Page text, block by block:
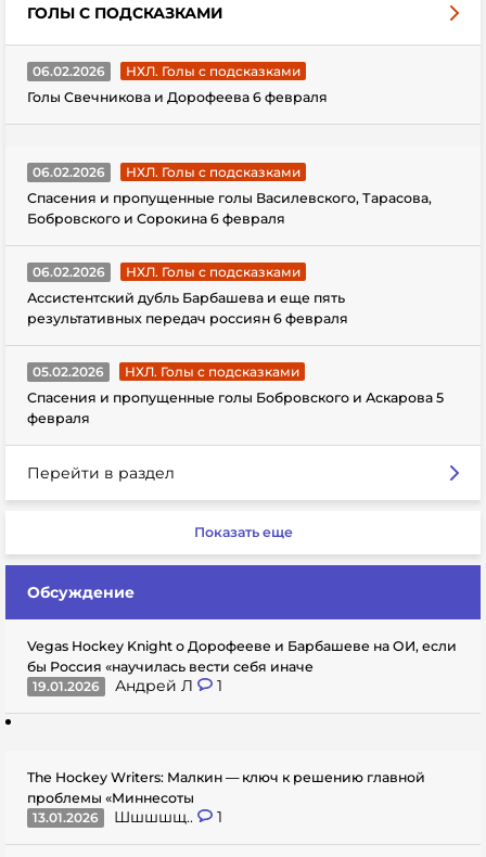
ГОЛЫ С ПОДСКАЗКАМИ
06.02.2026
НХЛ. Голы с подсказками
Голы Свечникова и Дорофеева 6 февраля
06.02.2026
НХЛ. Голы с подсказками
Спасения и пропущенные голы Василевского, Тарасова,
Бобровского и Сорокина 6 февраля
06.02.2026
НХЛ. Голы с подсказками
Ассистентский дубль Барбашева и еще пять
результативных передач россиян 6 февраля
05.02.2026
НХЛ. Голы с подсказками
Спасения и пропущенные голы Бобровского и Аскарова 5
февраля
Перейти в раздел
Показать еще
Обсуждение
Vegas Hockey Knight о Дорофееве и Барбашеве на ОИ, если
бы Россия «научилась вести себя иначе
19.01.2026
Андрей Л 1
The Hockey Writers: Малкин — ключ к решению главной
проблемы «Миннесоты
13.01.2026
Шшшшщ.. 1